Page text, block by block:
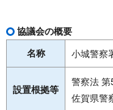
協議会の概要
名称
小城警察
設置根拠等
警察法
佐賀県警